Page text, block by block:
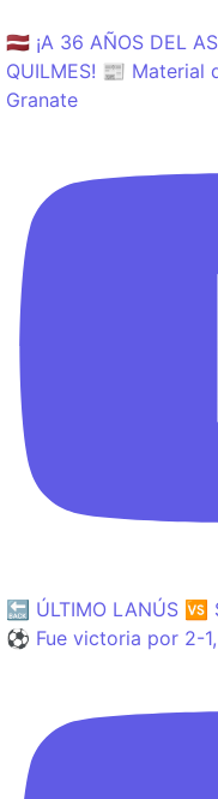
🇱🇻 ¡A 36 AÑOS DEL
QUILMES! 📰 Material
Granate
🔙 ÚLTIMO LANÚS 🆚
⚽️ Fue victoria por 2-